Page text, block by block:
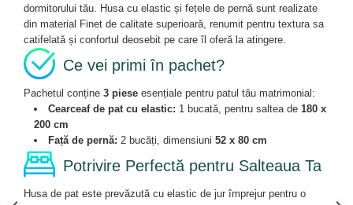
dormitorului tău. Husa cu elastic și fețele de pernă sunt realizate
din material Finet de calitate superioară, renumit pentru textura sa
catifelată și confortul deosebit pe care îl oferă la atingere.
Ce vei primi în pachet?
Pachetul conține 3 piese esențiale pentru patul tău matrimonial:
Cearceaf de pat cu elastic: 1 bucată, pentru saltea de 180 x
200 cm
Față de pernă: 2 bucăți, dimensiuni 52 x 80 cm
Potrivire Perfectă pentru Salteaua Ta
Husa de pat este prevăzută cu elastic de jur împrejur pentru o